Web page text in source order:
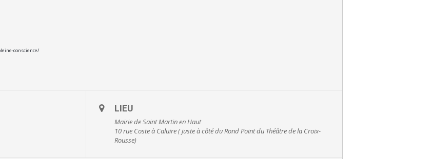
conscience/
LIEU
Mairie de Saint Martin en Haut
10 rue Coste à Caluire ( juste à côté du Rond Point du Théâtre de la Croix-
Rousse)